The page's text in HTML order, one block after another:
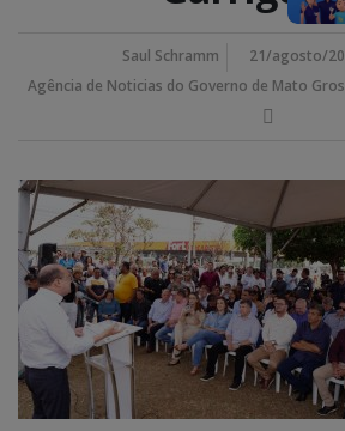
Saul Schramm
21/agosto/
Agência de Noticias do Governo de Mato